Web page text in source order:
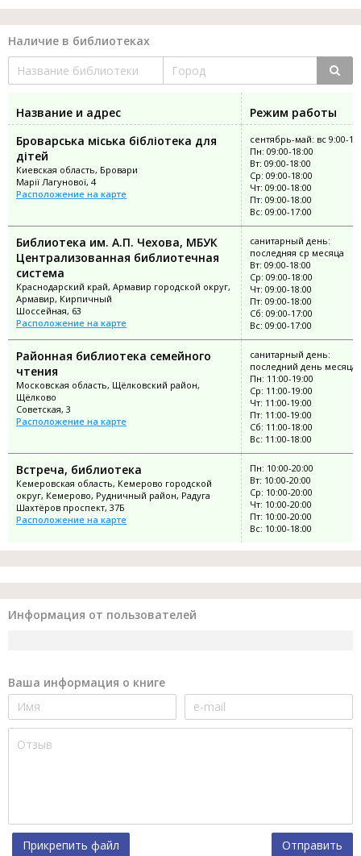
Наличие в библиотеках
Название и адрес
Режим работы
Броварська міська бібліотека для
дітей
Киевская область, Бровари
Марії Лагунової, 4
Расположение на карте
сентябрь-май: вс 9:00-
Пн: 09:00-18:00
Вт: 09:00-18:00
Ср: 09:00-18:00
Чт: 09:00-18:00
Пт: 09:00-18:00
Вс: 09:00-17:00
Библиотека им. А.П. Чехова, МБУК
Централизованная библиотечная
система
Краснодарский край, Армавир городской округ,
Армавир, Кирпичный
Шоссейная, 63
Расположение на карте
санитарный день:
последняя ср месяца
Вт: 09:00-18:00
Ср: 09:00-18:00
Чт: 09:00-18:00
Пт: 09:00-18:00
Сб: 09:00-17:00
Вс: 09:00-17:00
Районная библиотека семейного
чтения
Московская область, Щёлковский район,
Щёлково
Советская, 3
Расположение на карте
санитарный день:
последний день месяца
Пн: 11:00-19:00
Ср: 11:00-19:00
Чт: 11:00-19:00
Пт: 11:00-19:00
Сб: 11:00-18:00
Вс: 11:00-18:00
Встреча, библиотека
Кемеровская область, Кемерово городской
округ, Кемерово, Рудничный район, Радуга
Шахтёров проспект, 37Б
Расположение на карте
Пн: 10:00-20:00
Вт: 10:00-20:00
Ср: 10:00-20:00
Чт: 10:00-20:00
Пт: 10:00-20:00
Вс: 10:00-18:00
Информация от пользователей
Ваша информация о книге
Прикрепить файл Отправить